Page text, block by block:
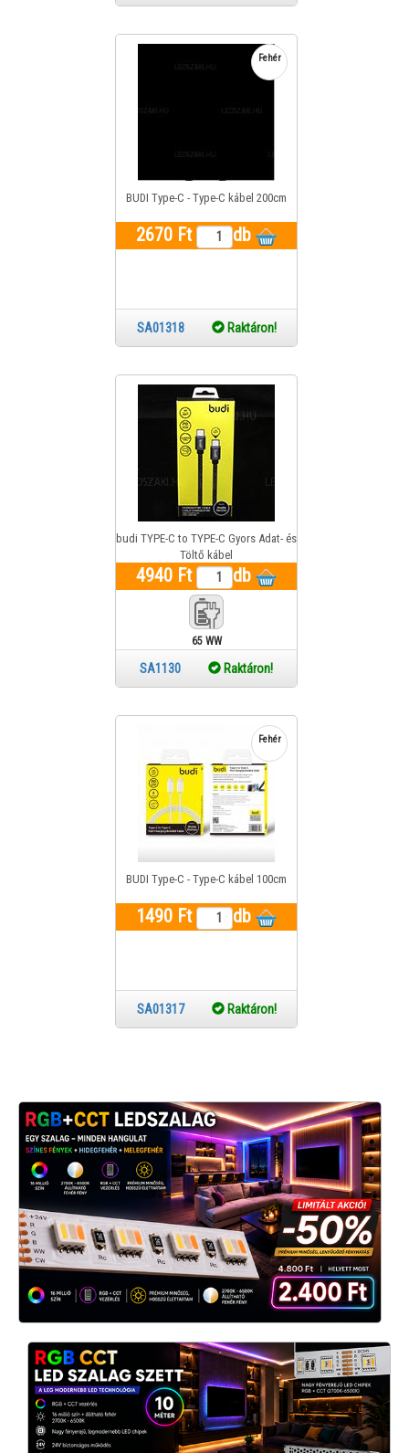
Fehér
BUDI Type-C - Type-C kábel 200cm
2670 Ft db
SA01318 Raktáron!
budi TYPE-C to TYPE-C Gyors Adat- és
Töltő kábel
4940 Ft db
65 WW
SA1130 Raktáron!
Fehér
BUDI Type-C - Type-C kábel 100cm
1490 Ft db
SA01317 Raktáron!